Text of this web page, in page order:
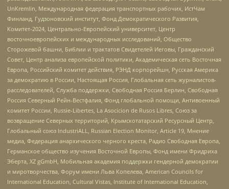
UnKremlin, Международная федерация транспортных рабочих, ИстЧам
Финланд, Гудзоновский институт, Фонд Демократического Развития,
Комитет-2024, Центрально-Европейский университет, Центр
восточноевропейских и международных исследований, Общество
Сторожевой башни, Библии и трактатов Свидетелей Иеговы, Гражданский
Совет, Центр анализа европейской политики, Академическая сеть Восточная
Европа, Российский комитет действия, РЭНД корпорейшн, Русская Америка
за демократию в России, Настоящая Россия, Глобальная сеть журналистов-
расследователей, Служба поддержки, Свободная Россия Берлин, Свободная
Россия Северный Рейн-Вестфалия, Фонд глобальной помощи, Антивоенный
комитет России, Russie-Libertes, La Asocicion de Rusos Libres, Союз за
возвращение Северных территорий, Крымскотатарский Ресурсный Центр,
Глобальный союз IndustriALL, Russian Election Monitor, Article 19, Мнение
медиа, Федерация анархического черного креста, Радио Свободная Европа,
Германское общество изучения Восточной Европы, Фонд имени Фридриха
Эберта, XZ gGmbH, Мобильная академия поддержки гендерной демократии
и миротворчества, Форум имени Льва Копелева, American Councils for
International Education, Cultural Vistas, Institute of International Education,